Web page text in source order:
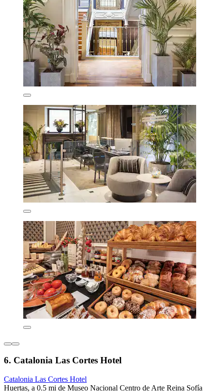
6. Catalonia Las Cortes Hotel
Catalonia Las Cortes Hotel
Huertas, a 0.5 mi de Museo Nacional Centro de Arte Reina Sofía